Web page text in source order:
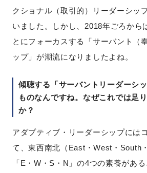
クショナル（取引的）リーダーシッ
いました。しかし、2018年ごろから
とにフォーカスする「サーバント（
ップ」が潮流になりましたよね。
傾聴する「サーバントリーダーシ
ものなんですね。なぜこれでは足
か？
アダプティブ・リーダーシップには
て、東西南北（East・West・South
「E・W・S・N」の4つの素養があ